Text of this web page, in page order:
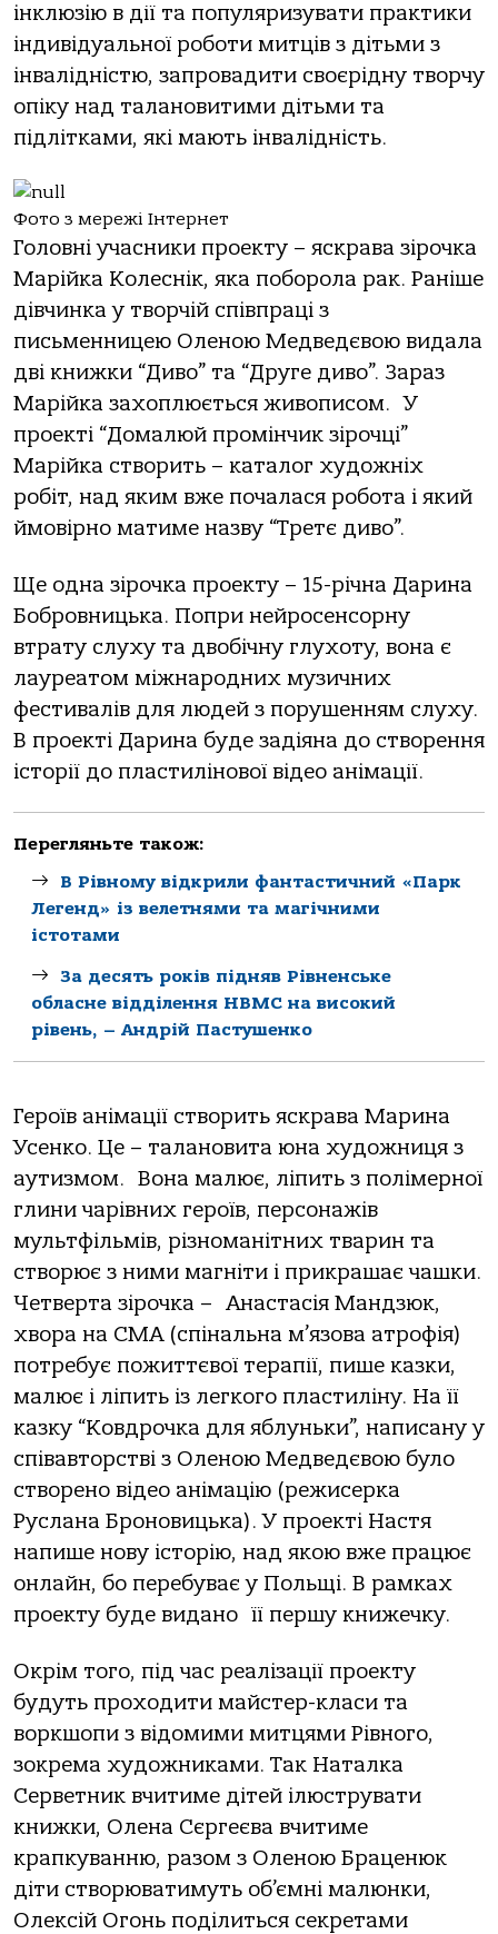
інклюзію в дії та популяризувати практики
індивідуальної роботи митців з дітьми з
інвалідністю, запровадити своєрідну творчу
опіку над талановитими дітьми та
підлітками, які мають інвалідність.
Фото з мережі Інтернет
Головні учасники проекту – яскрава зірочка
Марійка Колеснік, яка поборола рак. Раніше
дівчинка у творчій співпраці з
письменницею Оленою Медведєвою видала
дві книжки “Диво” та “Друге диво”. Зараз
Марійка захоплюється живописом. У
проекті “Домалюй промінчик зірочці”
Марійка створить – каталог художніх
робіт, над яким вже почалася робота і який
ймовірно матиме назву “Третє диво”.
Ще одна зірочка проекту – 15-річна Дарина
Бобровницька. Попри нейросенсорну
втрату слуху та двобічну глухоту, вона є
лауреатом міжнародних музичних
фестивалів для людей з порушенням слуху.
В проекті Дарина буде задіяна до створення
історії до пластилінової відео анімації.
Перегляньте також:
В Рівному відкрили фантастичний «Парк
Легенд» із велетнями та магічними
істотами
За десять років підняв Рівненське
обласне відділення НВМС на високий
рівень, – Андрій Пастушенко
Героїв анімації створить яскрава Марина
Усенко. Це – талановита юна художниця з
аутизмом. Вона малює, ліпить з полімерної
глини чарівних героїв, персонажів
мультфільмів, різноманітних тварин та
створює з ними магніти і прикрашає чашки.
Четверта зірочка – Анастасія Мандзюк,
хвора на СМА (спінальна м’язова атрофія)
потребує пожиттєвої терапії, пише казки,
малює і ліпить із легкого пластиліну. На її
казку “Ковдрочка для яблуньки”, написану у
співавторстві з Оленою Медведєвою було
створено відео анімацію (режисерка
Руслана Броновицька). У проекті Настя
напише нову історію, над якою вже працює
онлайн, бо перебуває у Польщі. В рамках
проекту буде видано її першу книжечку.
Окрім того, під час реалізації проекту
будуть проходити майстер-класи та
воркшопи з відомими митцями Рівного,
зокрема художниками. Так Наталка
Серветник вчитиме дітей ілюструвати
книжки, Олена Сєргеєва вчитиме
крапкуванню, разом з Оленою Браценюк
діти створюватимуть об’ємні малюнки,
Олексій Огонь поділиться секретами